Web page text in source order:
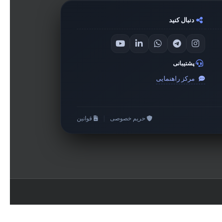
دنبال کنید
پشتیبانی
مرکز راهنمایی
حریم خصوصی قوانین